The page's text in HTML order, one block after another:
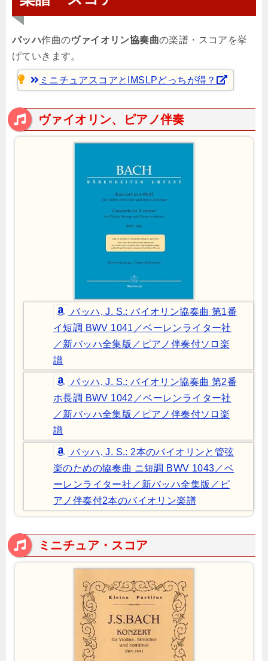
バッハ作曲のヴァイオリン協奏曲の楽譜・スコアを挙
げていきます。
ミニチュアスコアとIMSLPどっちが得？
ヴァイオリン、ピアノ伴奏
バッハ, J. S.: バイオリン協奏曲 第1番
イ短調 BWV 1041／ベーレンライター社
／新バッハ全集版／ピアノ伴奏付ソロ楽
譜
バッハ, J. S.: バイオリン協奏曲 第2番
ホ長調 BWV 1042／ベーレンライター社
／新バッハ全集版／ピアノ伴奏付ソロ楽
譜
バッハ, J. S.: 2本のバイオリンと管弦
楽のための協奏曲 ニ短調 BWV 1043／ベ
ーレンライター社／新バッハ全集版／ピ
アノ伴奏付2本のバイオリン楽譜
ミニチュア・スコア